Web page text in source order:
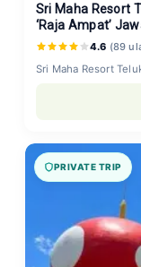
Sri Maha Resort
‘Raja Ampat’
4.6 (89
Sri Maha Resort
PRIVATE TRIP